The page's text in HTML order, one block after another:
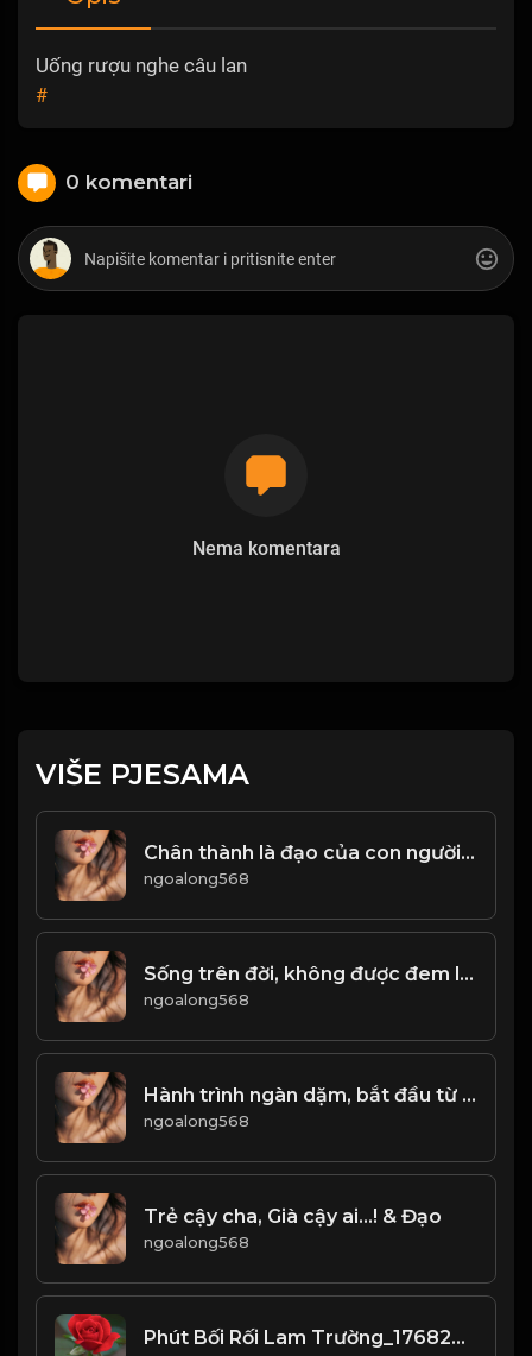
Uống rượu nghe câu lan
#
0 komentari
Nema komentara
VIŠE PJESAMA
Chân thành là đạo của con người! & Đạo
ngoalong568
Sống trên đời, không được đem lòng tham tranh giành công danh lợi lộc! & Đạo
ngoalong568
Hành trình ngàn dặm, bắt đầu từ bước chân đầu tiên! & Đạo
ngoalong568
Trẻ cậy cha, Già cậy ai...! & Đạo
ngoalong568
Phút Bối Rối Lam Trường_1768203785385